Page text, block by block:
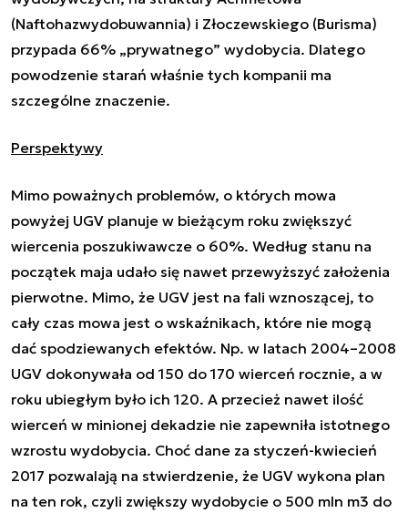
(Naftohazwydobuwannia) i Złoczewskiego (Burisma)
przypada 66% „prywatnego” wydobycia. Dlatego
powodzenie starań właśnie tych kompanii ma
szczególne znaczenie.
Perspektywy
Mimo poważnych problemów, o których mowa
powyżej UGV planuje w bieżącym roku zwiększyć
wiercenia poszukiwawcze o 60%. Według stanu na
początek maja udało się nawet przewyższyć założenia
pierwotne. Mimo, że UGV jest na fali wznoszącej, to
cały czas mowa jest o wskaźnikach, które nie mogą
dać spodziewanych efektów. Np. w latach 2004–2008
UGV dokonywała od 150 do 170 wierceń rocznie, a w
roku ubiegłym było ich 120. A przecież nawet ilość
wierceń w minionej dekadzie nie zapewniła istotnego
wzrostu wydobycia. Choć dane za styczeń-kwiecień
2017 pozwalają na stwierdzenie, że UGV wykona plan
na ten rok, czyli zwiększy wydobycie o 500 mln m3 do